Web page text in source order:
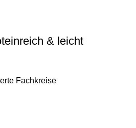
& leicht
Fachkreise